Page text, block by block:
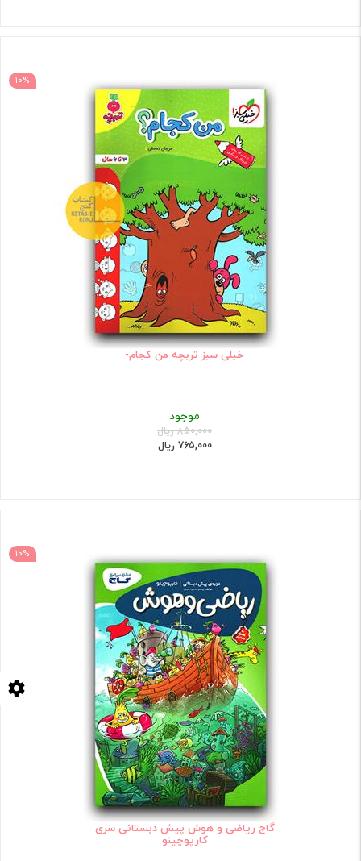
10%
خیلی سبز تربچه من کجام-
موجود
850,000 ریال
765,000 ریال
10%
گاج ریاضی و هوش پیش دبستانی سری
کارپوچینو